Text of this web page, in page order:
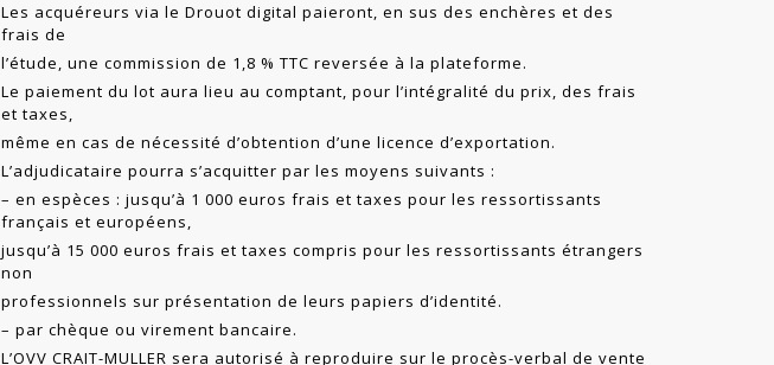
Les acquéreurs via le Drouot digital paieront, en sus des enchères et des
frais de
l’étude, une commission de 1,8 % TTC reversée à la plateforme.
Le paiement du lot aura lieu au comptant, pour l’intégralité du prix, des frais
et taxes,
même en cas de nécessité d’obtention d’une licence d’exportation.
L’adjudicataire pourra s’acquitter par les moyens suivants :
– en espèces : jusqu’à 1 000 euros frais et taxes pour les ressortissants
français et européens,
jusqu’à 15 000 euros frais et taxes compris pour les ressortissants étrangers
non
professionnels sur présentation de leurs papiers d’identité.
– par chèque ou virement bancaire.
L’OVV CRAIT-MULLER sera autorisé à reproduire sur le procès-verbal de vente